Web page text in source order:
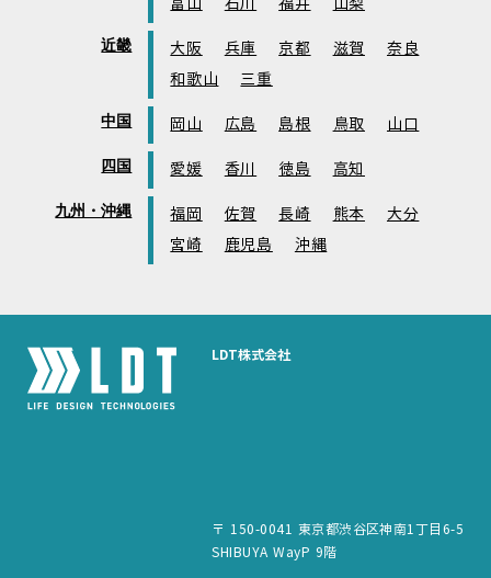
富山
石川 福井 山梨
近畿 大阪 兵庫 京都 滋賀
奈良
和歌山
三重
中国 岡山 広島 島根 鳥取 山口
四国 愛媛 香川 徳島 高知
九州・沖縄 福岡 佐賀 長崎 熊本
大分
宮崎
鹿児島 沖縄
LDT株式会社
〒 150-0041 東京都渋谷区神南1丁目6-5
SHIBUYA WayP 9階